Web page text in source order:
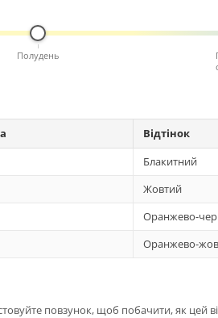
Полудень
Відтінок
Блакитний
Жовтий
Оранжево-
Оранжево-
повзунок, щоб побачити, як цей